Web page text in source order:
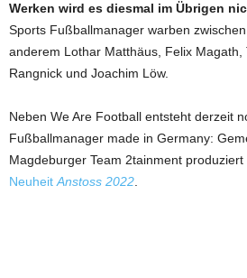
Werken wird es diesmal im Übrigen
Sports Fußballmanager warben
anderem Lothar Matthäus, Felix Magath,
Rangnick und Joachim Löw.
Neben We Are Football entsteht derzeit
Fußballmanager made in Germany:
Magdeburger Team 2tainment produziert
Neuheit Anstoss 2022